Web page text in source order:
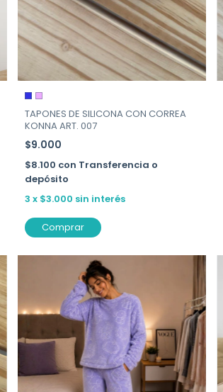
TAPONES DE SILICONA CON CORREA
KONNA ART. 007
$9.000
$8.100 con Transferencia o
depósito
3 x $3.000 sin interés
Comprar